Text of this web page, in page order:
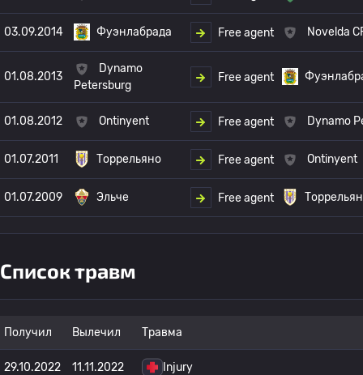
03.09.2014 Фуэнлабрада Free agent Novelda
01.08.2013
Dynamo
Petersburg
Free agent
01.08.2012 Ontinyent Free agent Dynamo
01.07.2011 Торрельяно Free agent Ontinyent
01.07.2009 Эльче Free agent
Список травм
Получил Вылечил Травма
29.10.2022 11.11.2022 Injury